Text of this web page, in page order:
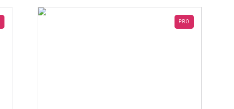
PRO